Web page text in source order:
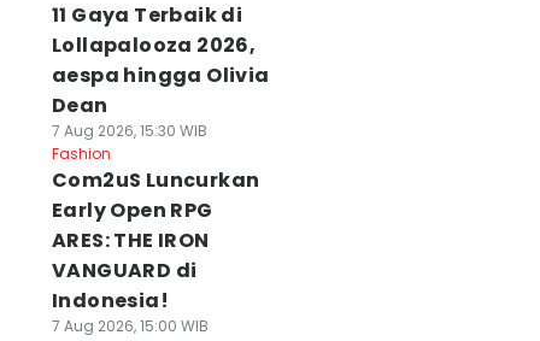
11 Gaya Terbaik di
Lollapalooza 2026,
aespa hingga Olivia
Dean
7 Aug 2026, 15:30 WIB
Fashion
Com2uS Luncurkan
Early Open RPG
ARES: THE IRON
VANGUARD di
Indonesia!
7 Aug 2026, 15:00 WIB